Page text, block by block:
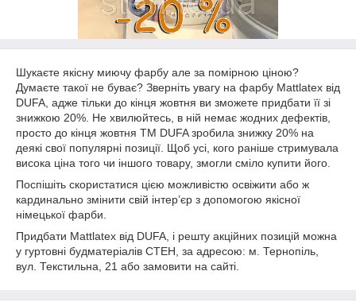
Шукаєте якісну миючу фарбу але за помірною ціною?
Думаєте такої не буває? Зверніть увагу на фарбу Mattlatex від
DUFA, адже тільки до кінця жовтня ви зможете придбати її зі
знижкою 20%. Не хвилюйтесь, в ній немає жодних дефектів,
просто до кінця жовтня ТМ DUFA зробила знижку 20% на
деякі свої популярні позиції. Щоб усі, кого раніше стримувала
висока ціна того чи іншого товару, змогли сміло купити його.
Поспішіть скористатися цією можливістю освіжити або ж
кардинально змінити свій інтер’єр з допомогою якісної
німецької фарби.
Придбати Mattlatex від DUFA, і решту акційних позицій можна
у гуртовні будматеріалів СТЕН, за адресою: м. Тернопіль,
вул. Текстильна, 21 або замовити на сайті.